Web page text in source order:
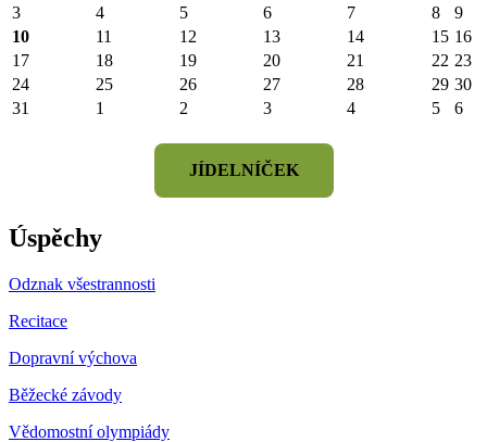
3 4 5 6 7 8
9
10
11 12 13 14 15 16
17
18 19 20 21 22 23
24
25 26 27 28 29 30
31
1 2 3 4 5 6
JÍDELNÍČEK
Úspěchy
Odznak všestrannosti
Recitace
Dopravní výchova
Běžecké závody
Vědomostní olympiády